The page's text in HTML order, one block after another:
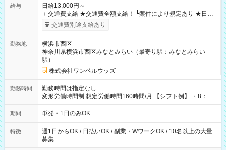
給与
日給13,000円～
＋交通費支給 ★交通費全額支給！ ┗案件により規定あり ★日払
いOK！（規定あり） ┗働いたその日に現金GET♪ お仕事後はコ
ンビニATMから 日払い分を引き落とせます！ 【試用期間】試
交通費別途支給あり
勤務地
横浜市西区
神奈川県横浜市西区みなとみらい（最寄り駅：みなとみらい
駅）
株式会社ワンベルウッズ
勤務時間
勤務時間は指定なし
変形労働時間制 想定労働時間160時間/月 【シフト例】 ・8：00
～21：00
期間 単発・1日のみOK
特徴
週1日からOK / 日払いOK / 副業・WワークOK / 10名以上の大量
募集